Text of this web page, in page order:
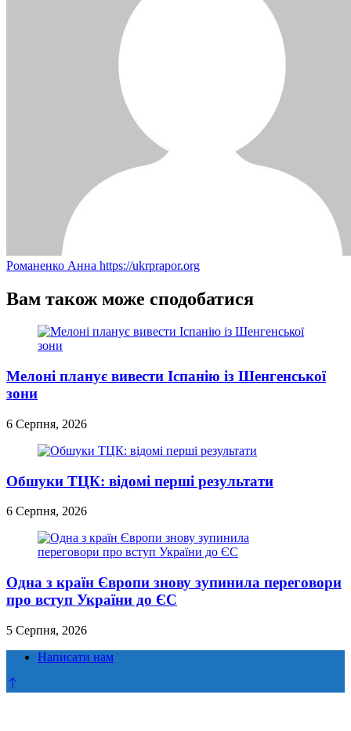
Романенко Анна https://ukrprapor.org
Вам також може сподобатися
Мелоні планує вивести Іспанію із Шенгенської
зони
6 Серпня, 2026
Обшуки ТЦК: відомі перші результати
6 Серпня, 2026
Одна з країн Європи знову зупинила переговори
про вступ України до ЄС
5 Серпня, 2026
Написати нам
Прокрутка
до